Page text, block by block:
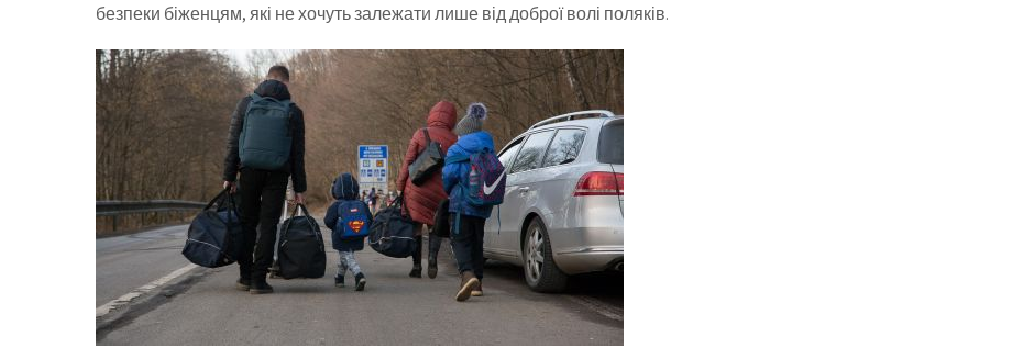
безпеки біженцям, які не хочуть залежати лише від доброї волі поляків.